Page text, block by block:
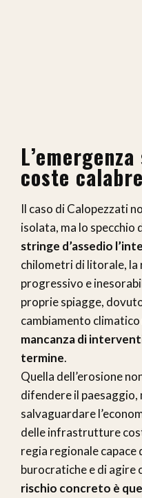
coste
Il caso di Calopezzati
isolata, ma lo specchio
stringe d’assedio
chilometri di litorale, la
progressivo e
proprie spiagge,
cambiamento climatico
mancanza di
termine.
Quella dell’erosione
difendere il paesaggio,
salvaguardare
delle infrastrutture
regia regionale capace
burocratiche e di agire
rischio concreto è